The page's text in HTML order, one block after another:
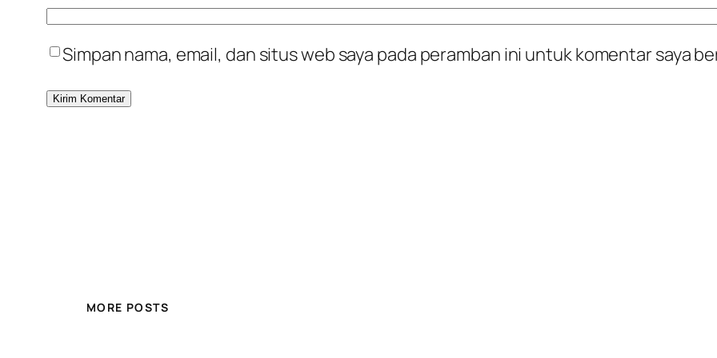
Simpan nama, email, dan situs web saya pada peramban ini untuk komentar saya
MORE POSTS